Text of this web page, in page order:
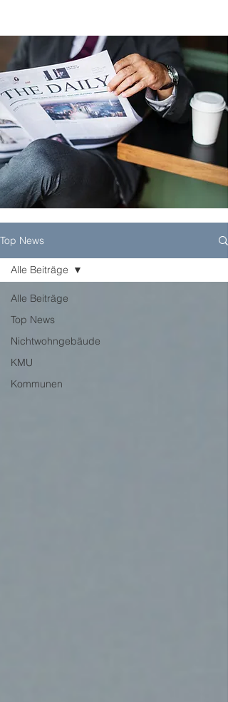
Top News
Alle Beiträge
Top News
Nichtwohngebäude
KMU
Kommunen
Alle Beiträge